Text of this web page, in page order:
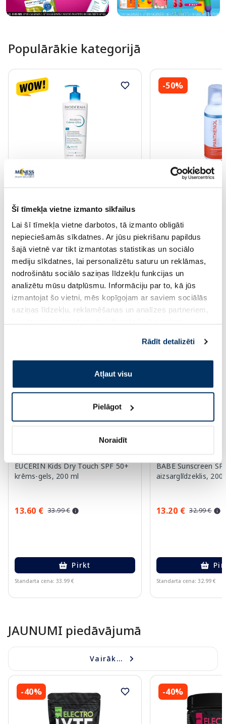
Šī tīmekļa vietne izmanto sīkfailus
Lai šī tīmekļa vietne darbotos, tā izmanto obligāti
nepieciešamās sīkdatnes. Ar jūsu piekrišanu papildus
šajā vietnē var tikt izmantotas statistikas un sociālo
mediju sīkdatnes, lai personalizētu saturu un reklāmas,
nodrošinātu sociālo saziņas līdzekļu funkcijas un
analizētu mūsu datplūsmu. Informāciju par to, kā jūs
izmantojat šo vietni, mēs kopīgojam ar saviem sociālās
saziņas līdzekļu, reklamēšanas un analīzes partneriem,
pakalpojumus. Ja piekrītat šo papildu sīkdatņu
izmantošanai, lūdzu, atzīmējiet savu izvēli:
Rādīt detalizēti
Atļaut visu
Pielāgot
Noraidīt
Populārākie kategorijā
BIODERMA Atoderm Creme Ultra
Nourishing ķermeņa krēms, 500 ml
16.29 € 27.49 €
Pirkt
Standarta cena: 27.49 €
-50%
ALTERMED
aerosols, 150 ml
5.40 €
Standarta cena: 10.79 €
Page 1 of 10
Saules aizsardzībai vasarā ☀️
EUCERIN Kids Dry Touch SPF 50+
krēms-gels, 200 ml
13.60 € 33.99 €
Pirkt
Standarta cena: 33.99 €
BABE Sunscreen
aizsarglīdzeklis, 200
13.20 € 32.99 €
Standarta cena: 32.99 €
JAUNUMI piedāvājumā
Vairāk...
-40% -40%